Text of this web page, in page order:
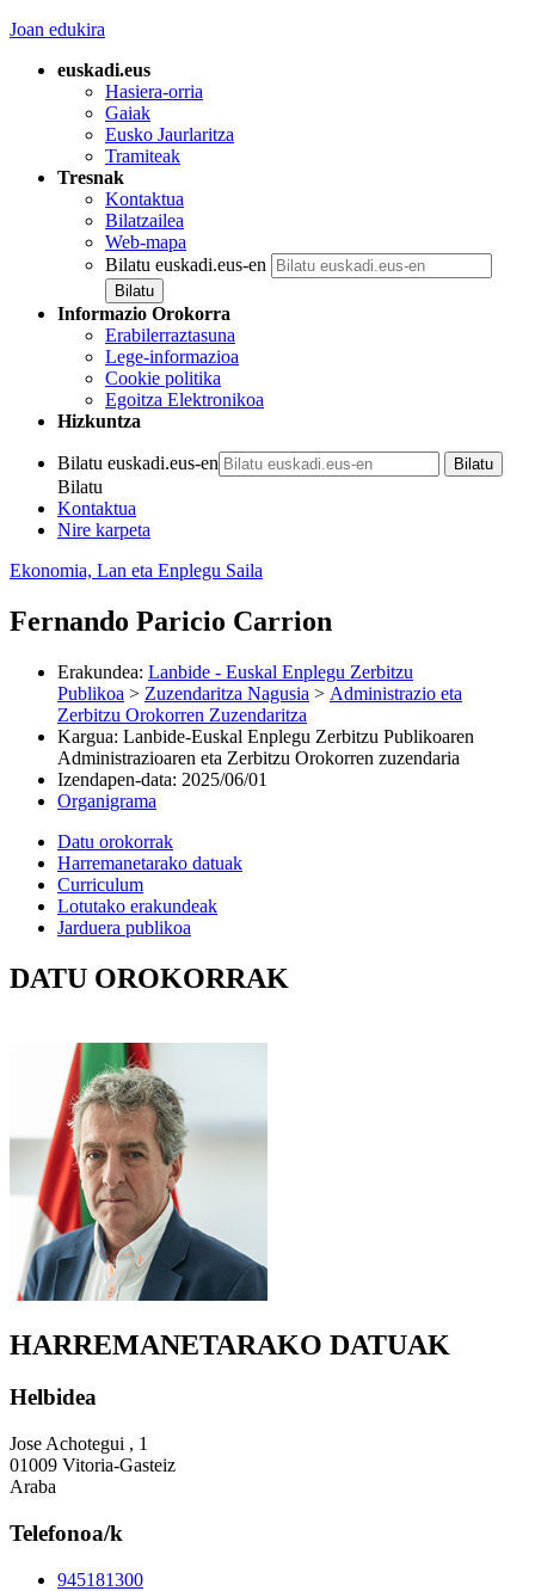
Joan edukira
euskadi.eus
Hasiera-orria
Gaiak
Eusko Jaurlaritza
Tramiteak
Tresnak
Kontaktua
Bilatzailea
Web-mapa
Bilatu euskadi.eus-en
Informazio Orokorra
Erabilerraztasuna
Lege-informazioa
Cookie politika
Egoitza Elektronikoa
Hizkuntza
Bilatu euskadi.eus-en
Bilatu
Kontaktua
Nire karpeta
Ekonomia, Lan eta Enplegu Saila
Fernando Paricio Carrion
Erakundea: Lanbide - Euskal Enplegu Zerbitzu
Publikoa > Zuzendaritza Nagusia > Administrazio eta
Zerbitzu Orokorren Zuzendaritza
Kargua: Lanbide-Euskal Enplegu Zerbitzu Publikoaren
Administrazioaren eta Zerbitzu Orokorren zuzendaria
Izendapen-data: 2025/06/01
Organigrama
Datu orokorrak
Harremanetarako datuak
Curriculum
Lotutako erakundeak
Jarduera publikoa
DATU OROKORRAK
HARREMANETARAKO DATUAK
Helbidea
Jose Achotegui , 1
01009 Vitoria-Gasteiz
Araba
Telefonoa/k
945181300